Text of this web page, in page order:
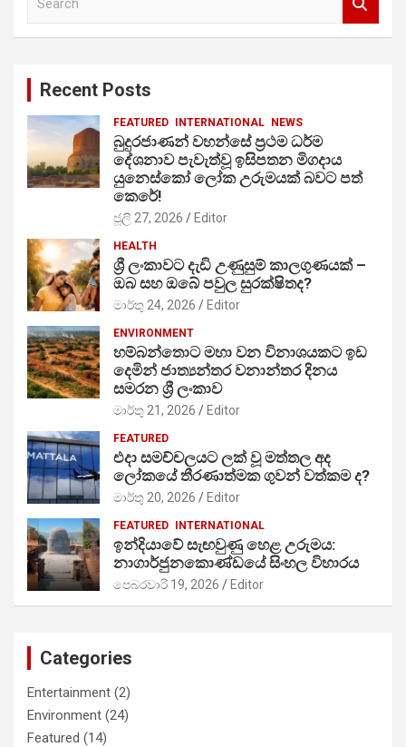
Recent Posts
FEATURED INTERNATIONAL NEWS
බුදුරජාණන් වහන්සේ ප්‍රථම ධර්ම
දේශනාව පැවැත්වූ ඉසිපතන මිගදාය
යුනෙස්කෝ ලෝක උරුමයක් බවට පත්
කෙරේ!
ජූලි 27, 2026 Editor
HEALTH
ශ්‍රී ලංකාවට දැඩි උණුසුම් කාලගුණයක් –
ඔබ සහ ඔබේ පවුල සුරක්ෂිතද?
මාර්තු 24, 2026 Editor
ENVIRONMENT
හම්බන්තොට මහා වන විනාශයකට ඉඩ
දෙමින් ජාත්‍යන්තර වනාන්තර දිනය
සමරන ශ්‍රී ලංකාව
මාර්තු 21, 2026 Editor
FEATURED
එදා සමච්චලයට ලක් වූ මත්තල අද
ලෝකයේ තීරණාත්මක ගුවන් වත්කම ද?
මාර්තු 20, 2026 Editor
FEATURED INTERNATIONAL
ඉන්දියාවේ සැඟවුණු හෙළ උරුමය:
නාගාර්ජුනකොණ්ඩයේ සිංහල විහාරය
පෙබරවාරි 19, 2026 Editor
Categories
Entertainment (2)
Environment (24)
Featured (14)